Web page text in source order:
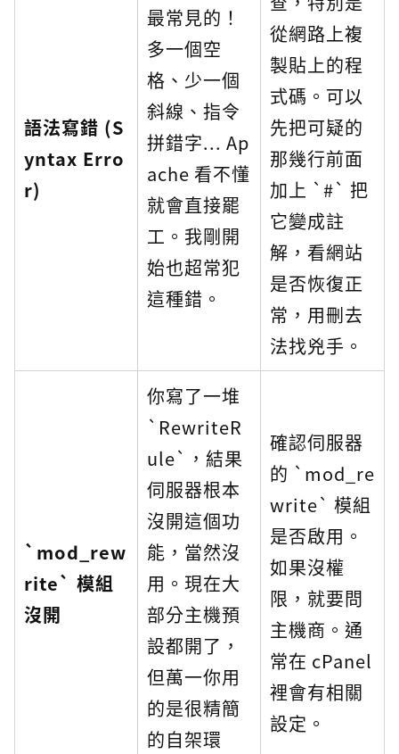
語法寫錯 (S
yntax Erro
r)
最常見的！
多一個空
格、少一個
斜線、指令
拼錯字... Ap
ache 看不懂
就會直接罷
工。我剛開
始也超常犯
這種錯。
從網路上複
製貼上的程
式碼。可以
先把可疑的
那幾行前面
加上 `#` 把
它變成註
解，看網站
是否恢復正
常，用刪去
法找兇手。
`mod_rew
rite` 模組
沒開
你寫了一堆
`RewriteR
ule`，結果
伺服器根本
沒開這個功
能，當然沒
用。現在大
部分主機預
設都開了，
但萬一你用
的是很精簡
的自架環
確認伺服器
的 `mod_re
write` 模組
是否啟用。
如果沒權
限，就要問
主機商。通
常在 cPanel
裡會有相關
設定。